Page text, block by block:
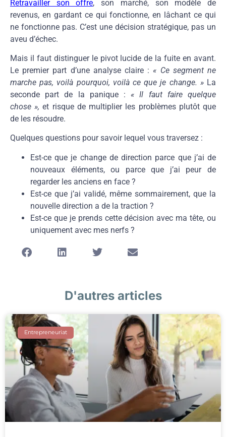
Retravailler son offre, son marché, son modèle de
revenus, en gardant ce qui fonctionne, en lâchant ce qui
ne fonctionne pas. C’est une décision stratégique, pas un
aveu d’échec.
Mais il faut distinguer le pivot lucide de la fuite en avant.
Le premier part d’une analyse claire :« Ce segment ne
marche pas, voilà pourquoi, voilà ce que je change. »La
seconde part de la panique :« Il faut faire quelque
chose », et risque de multiplier les problèmes plutôt que
de les résoudre.
Quelques questions pour savoir lequel vous traversez :
Est-ce que je change de direction parce que j’ai de
nouveaux éléments, ou parce que j’ai peur de
regarder les anciens en face ?
Est-ce que j’ai validé, même sommairement, que la
nouvelle direction a de la traction ?
Est-ce que je prends cette décision avec ma tête, ou
uniquement avec mes nerfs ?
D'autres articles
Entrepreneuriat